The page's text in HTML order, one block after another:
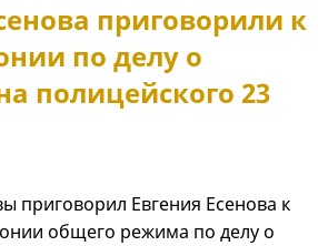
приговорили к
по делу о
полицейского 23
приговорил Евгения Есенова к
общего режима по делу о